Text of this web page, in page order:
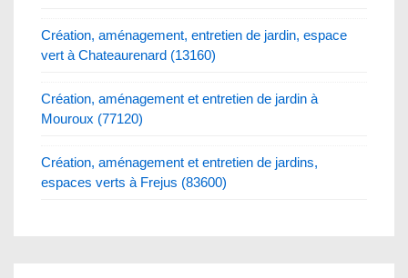
Création, aménagement, entretien de jardin, espace
vert à Chateaurenard (13160)
Création, aménagement et entretien de jardin à
Mouroux (77120)
Création, aménagement et entretien de jardins,
espaces verts à Frejus (83600)